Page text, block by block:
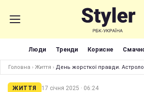
Люди Тренди Корисне
Головна › Життя › День жорсткої правди.
ЖИТТЯ 17 січня 2025 · 06:24